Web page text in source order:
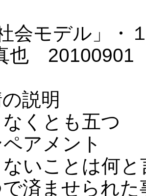
会モデル」
也 20100901
説明
くとも五つ
アメント
いことは何と
済ませられた